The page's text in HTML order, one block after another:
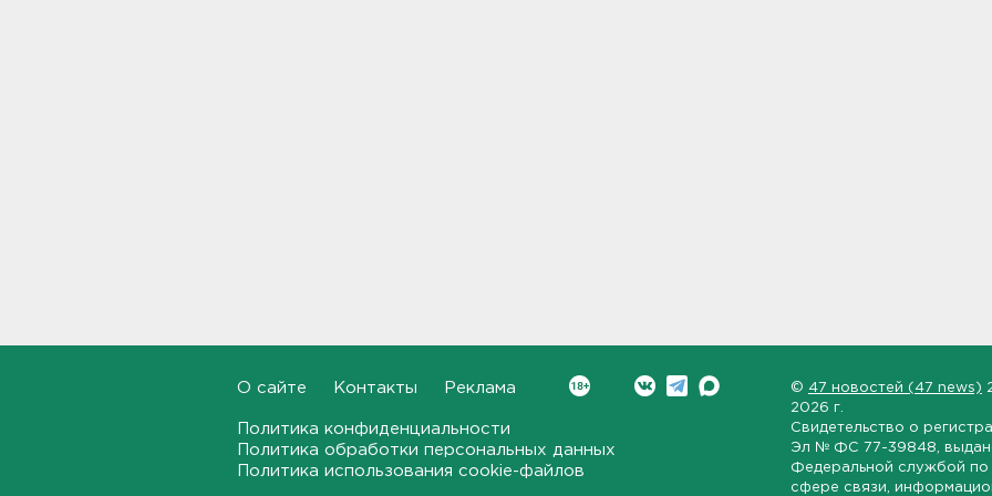
Мужчину с яхты у острова
Сескар эвакуировали
О сайте Контакты Реклама
Политика конфиденциальности
Политика обработки персональных данных
Политика использования cookie-файлов
© 47 новостей (47 news)
2026 г.
Свидетельство о
Эл № ФС 77-39848 ,
Федеральной службой по
сфере связи,